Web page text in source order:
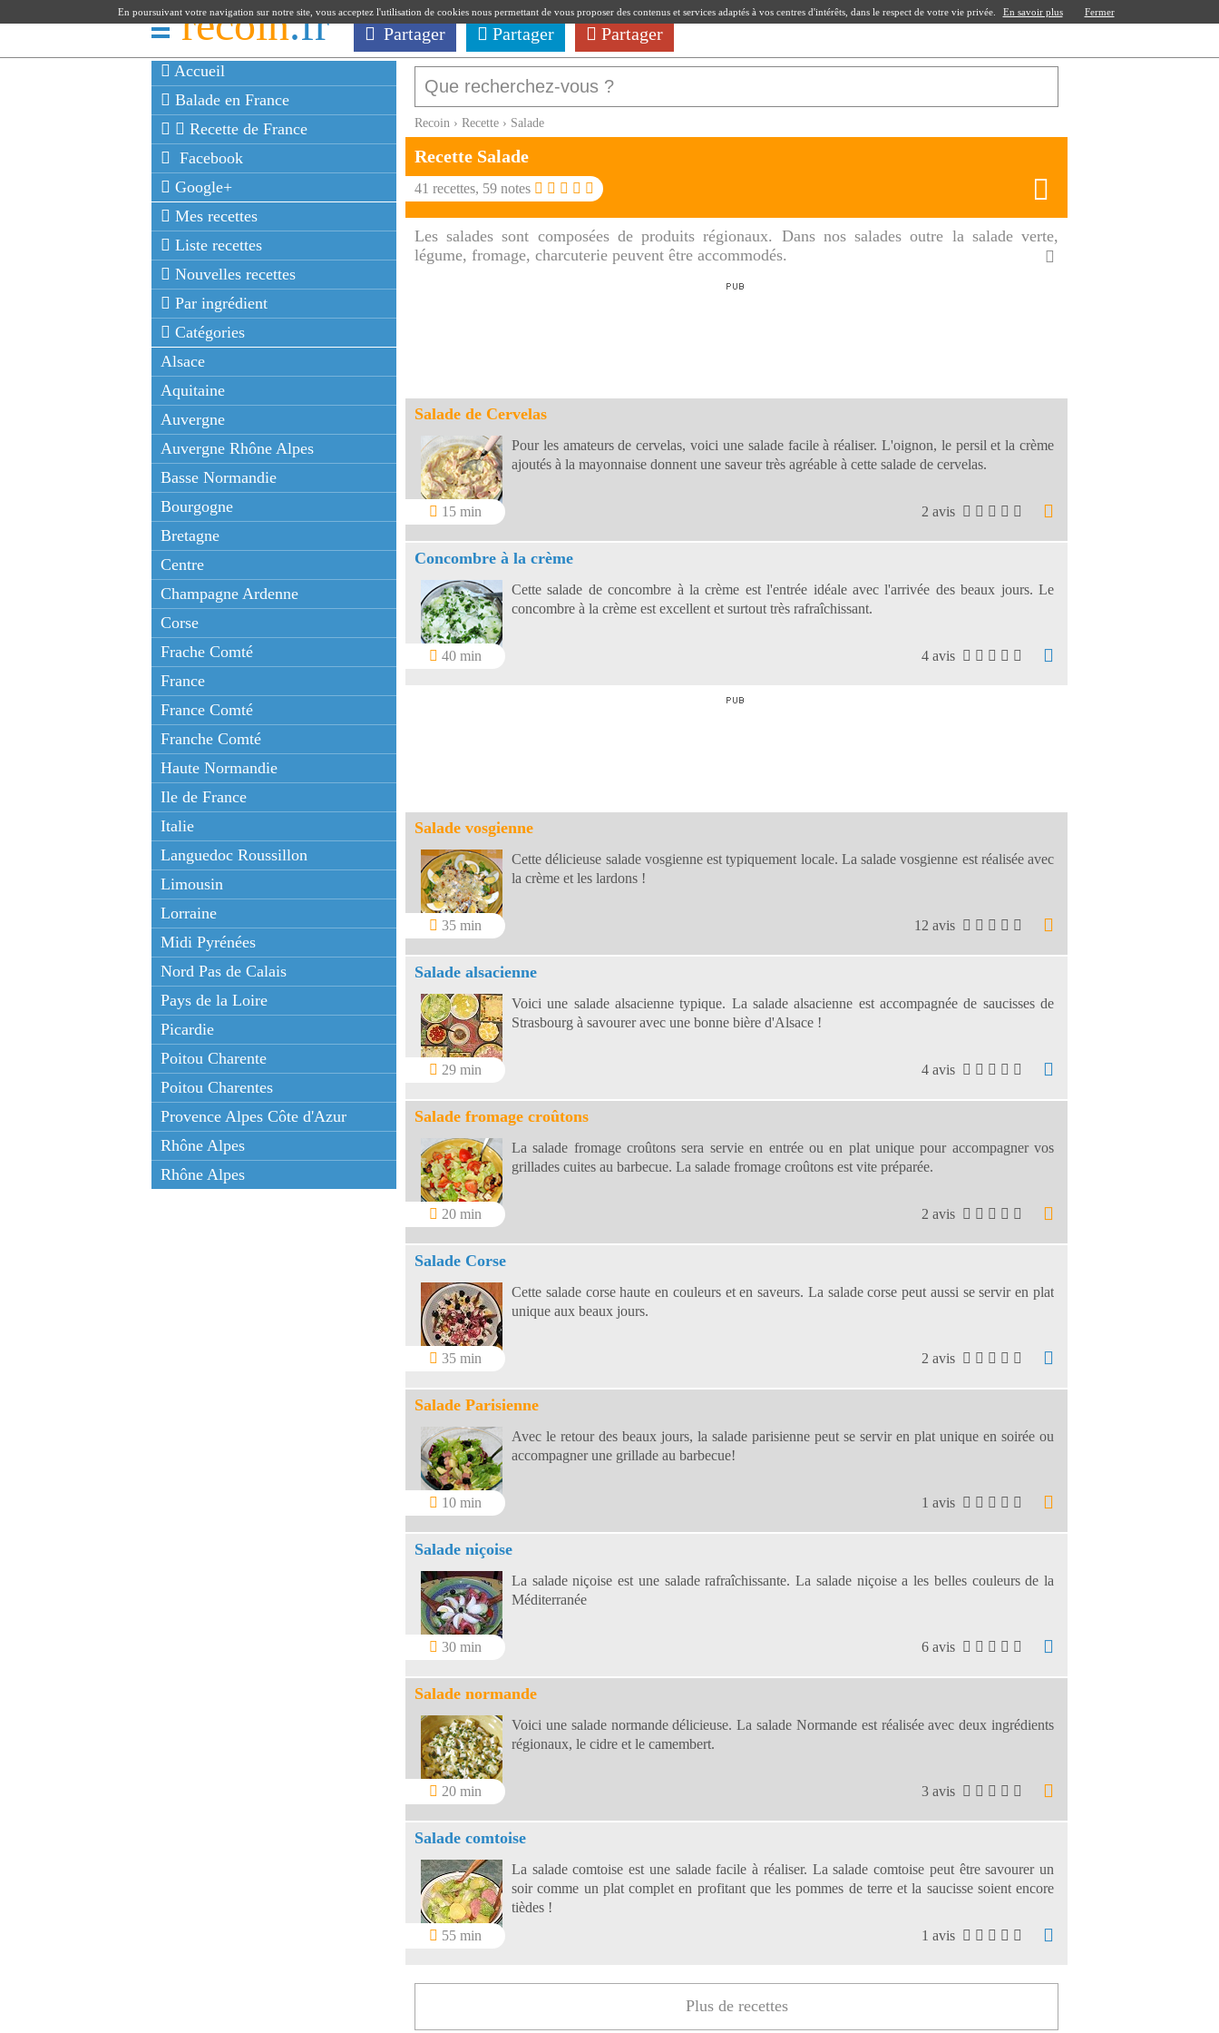
recoin.fr Partager Partager Partager
Accueil
Balade en France
Recette de France
Facebook
Google+
Mes recettes
Liste recettes
Nouvelles recettes
Par ingrédient
Catégories
Alsace
Aquitaine
Auvergne
Auvergne Rhône Alpes
Basse Normandie
Bourgogne
Bretagne
Centre
Champagne Ardenne
Corse
Frache Comté
France
France Comté
Franche Comté
Haute Normandie
Ile de France
Italie
Languedoc Roussillon
Limousin
Lorraine
Midi Pyrénées
Nord Pas de Calais
Pays de la Loire
Picardie
Poitou Charente
Poitou Charentes
Provence Alpes Côte d'Azur
Rhône Alpes
Rhône Alpes
Recoin › Recette › Salade
Recette Salade
41 recettes, 59 notes
Les salades sont composées de produits régionaux. Dans nos salades outre la salade verte,
légume, fromage, charcuterie peuvent être accommodés.
Salade de Cervelas
15 min
Pour les amateurs de cervelas, voici une salade facile à réaliser. L'oignon, le persil et la crème
ajoutés à la mayonnaise donnent une saveur très agréable à cette salade de cervelas.
2 avis
Concombre à la crème
40 min
Cette salade de concombre à la crème est l'entrée idéale avec l'arrivée des beaux jours. Le
concombre à la crème est excellent et surtout très rafraîchissant.
4 avis
Salade vosgienne
35 min
Cette délicieuse salade vosgienne est typiquement locale. La salade vosgienne est réalisée avec
la crème et les lardons !
12 avis
Salade alsacienne
29 min
Voici une salade alsacienne typique. La salade alsacienne est accompagnée de saucisses de
Strasbourg à savourer avec une bonne bière d'Alsace !
4 avis
Salade fromage croûtons
20 min
La salade fromage croûtons sera servie en entrée ou en plat unique pour accompagner vos
grillades cuites au barbecue. La salade fromage croûtons est vite préparée.
2 avis
Salade Corse
35 min
Cette salade corse haute en couleurs et en saveurs. La salade corse peut aussi se servir en plat
unique aux beaux jours.
2 avis
Salade Parisienne
10 min
Avec le retour des beaux jours, la salade parisienne peut se servir en plat unique en soirée ou
accompagner une grillade au barbecue!
1 avis
Salade niçoise
30 min
La salade niçoise est une salade rafraîchissante. La salade niçoise a les belles couleurs de la
Méditerranée
6 avis
Salade normande
20 min
Voici une salade normande délicieuse. La salade Normande est réalisée avec deux ingrédients
régionaux, le cidre et le camembert.
3 avis
Salade comtoise
55 min
La salade comtoise est une salade facile à réaliser. La salade comtoise peut être savourer un
soir comme un plat complet en profitant que les pommes de terre et la saucisse soient encore
tièdes !
1 avis
Plus de recettes
En poursuivant votre navigation sur notre site, vous acceptez l'utilisation de cookies nous permettant de vous proposer des contenus et services adaptés à vos centres d'intérêts, dans le respect de votre vie privée. En savoir plus Fermer